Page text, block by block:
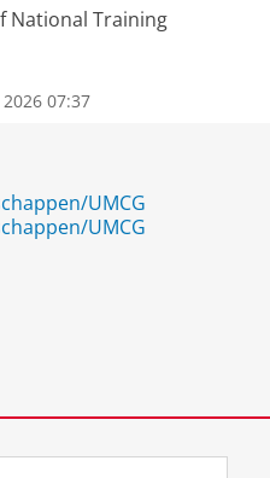
National Training
07:37
UMCG
UMCG